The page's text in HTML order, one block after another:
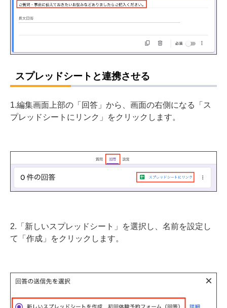
スプレッドシートと連携させる
1.編集画面上部の「回答」から、画面の右側になる「ス
プレッドシートにリンク」をクリックします。
2.「新しいスプレッドシート」を選択し、名前を設定し
て「作成」をクリックします。